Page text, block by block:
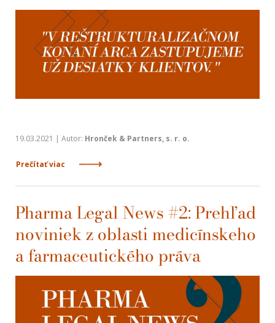
19.03.2021 | Autor: Hronček & Partners, s. r. o.
Prečítať viac
Pharma Legal News #2: Prehľad
noviniek z oblasti medicínskeho
a farmaceutického práva